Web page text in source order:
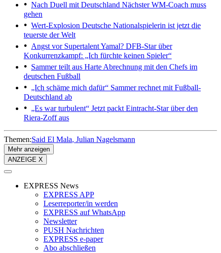
Nach Duell mit Deutschland Nächster WM-Coach muss
gehen
Wert-Explosion Deutsche Nationalspielerin ist jetzt die
teuerste der Welt
Angst vor Supertalent Yamal? DFB-Star über
Konkurrenzkampf: „Ich fürchte keinen Spieler“
Sammer teilt aus Harte Abrechnung mit den Chefs im
deutschen Fußball
„Ich schäme mich dafür“ Sammer rechnet mit Fußball-
Deutschland ab
„Es war turbulent“ Jetzt packt Eintracht-Star über den
Riera-Zoff aus
Themen:Said El Mala Julian Nagelsmann
Mehr anzeigen
ANZEIGE X
EXPRESS News
EXPRESS APP
Leserreporter/in werden
EXPRESS auf WhatsApp
Newsletter
PUSH Nachrichten
EXPRESS e-paper
Abo abschließen